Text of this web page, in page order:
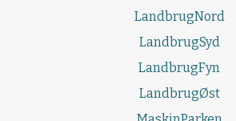
LandbrugNord
LandbrugSyd
LandbrugFyn
LandbrugØst